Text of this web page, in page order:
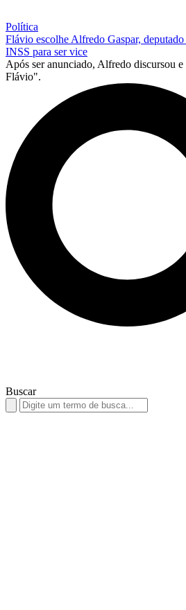
Política
Flávio escolhe Alfredo Gaspar,
INSS para ser vice
Após ser anunciado, Alfredo discursou
Flávio".
Buscar
Search
for: